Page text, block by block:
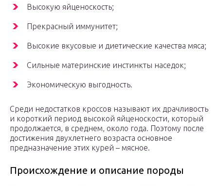
Высокую яйценоскость;
Прекрасный иммунитет;
Высокие вкусовые и диетические качества мяса;
Сильные материнские инстинкты наседок;
Экономическую выгодность.
Среди недостатков кроссов называют их драчливость
и короткий период высокой яйценоскости, который
продолжается, в среднем, около года. Поэтому после
достижения двухлетнего возраста основное
предназначение этих курей – мясное.
Происхождение и описание породы